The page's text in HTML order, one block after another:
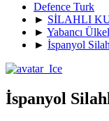
Defence Turk
► SİLAHLI
► Yabancı
► İspanyol
İspanyol